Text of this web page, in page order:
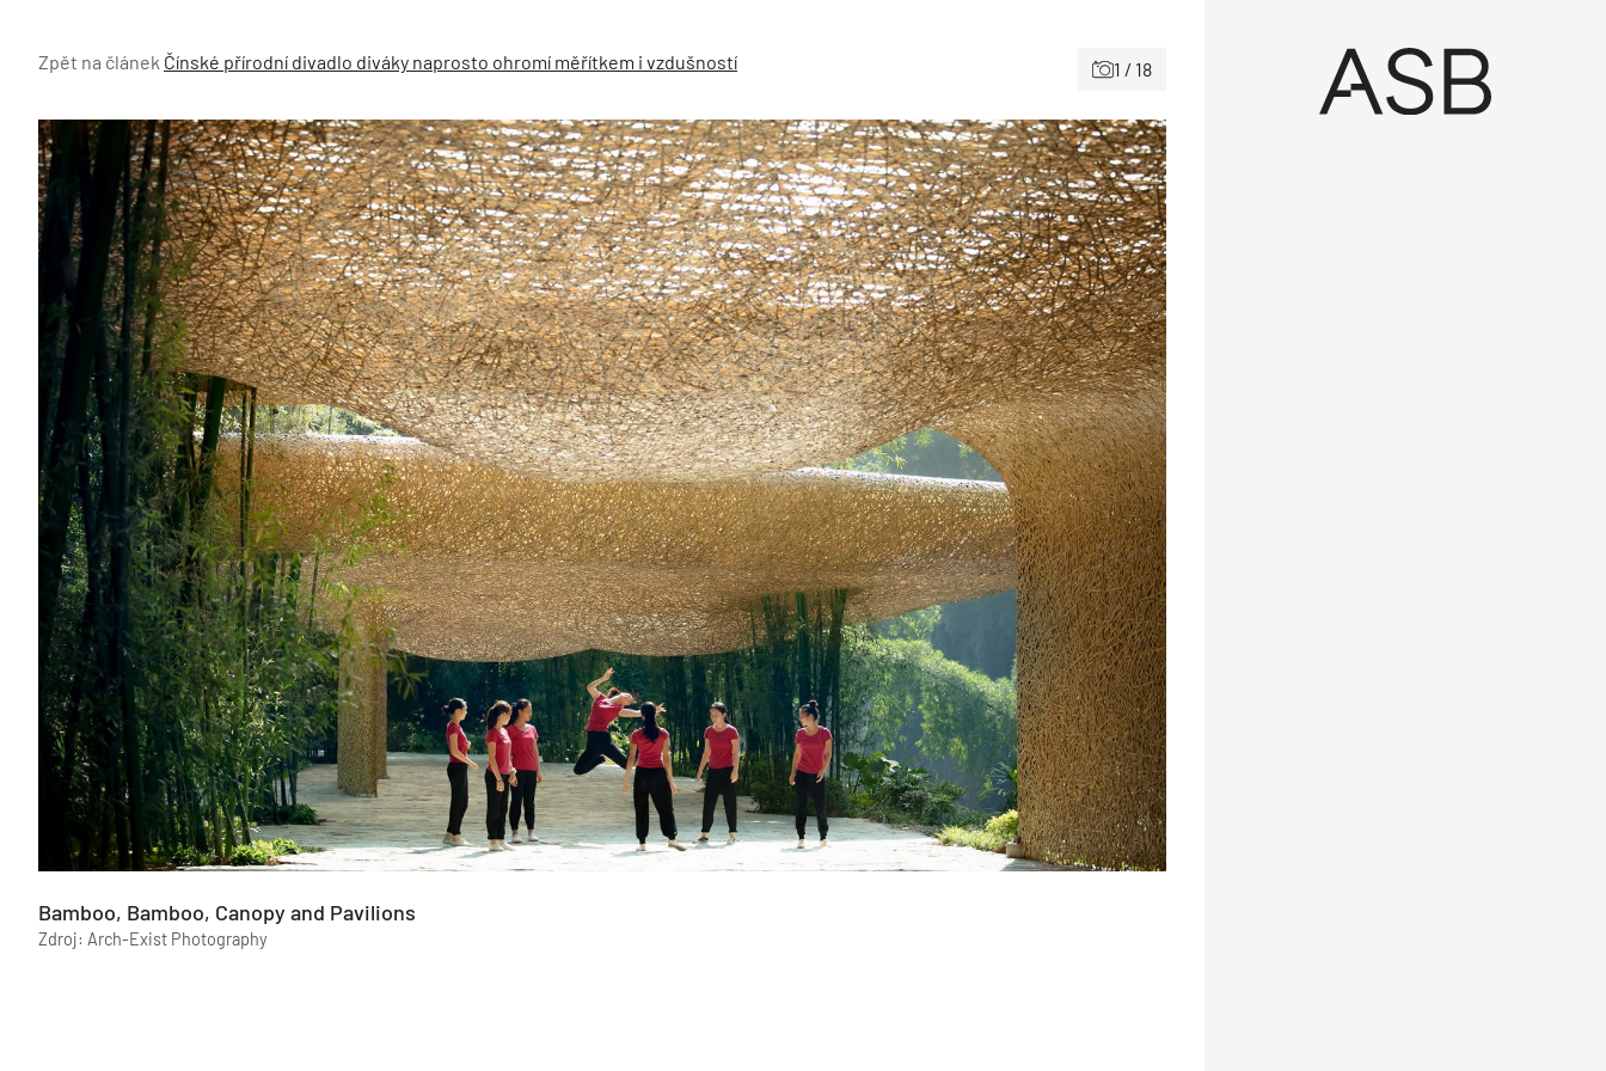
Zpět na článek Čínské přírodní divadlo diváky naprosto ohromí měřítkem i vzdušností 1 / 18
Bamboo, Bamboo, Canopy and Pavilions
Zdroj: Arch-Exist Photography